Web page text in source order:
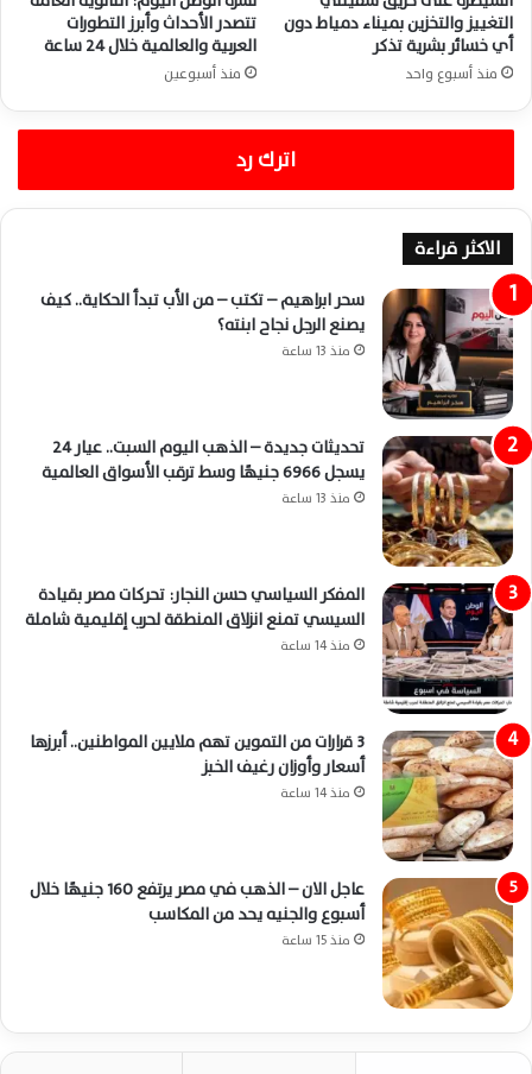
التغييز والتخزين بميناء دمياط دون
أي خسائر بشرية تذكر
منذ أسبوع واحد
تتصدر الأحداث وأبرز التطورات
العربية والعالمية خلال 24 ساعة
منذ أسبوعين
اترك رد
الاكثر قراءة
سحر ابراهيم – تكتب – من الأب تبدأ الحكاية.. كيف
يصنع الرجل نجاح ابنته؟
منذ 13 ساعة
تحديثات جديدة – الذهب اليوم السبت.. عيار 24
يسجل 6966 جنيهًا وسط ترقب الأسواق العالمية
منذ 13 ساعة
المفكر السياسي حسن النجار: تحركات مصر بقيادة
السيسي تمنع انزلاق المنطقة لحرب إقليمية شاملة
منذ 14 ساعة
3 قرارات من التموين تهم ملايين المواطنين.. أبرزها
أسعار وأوزان رغيف الخبز
منذ 14 ساعة
عاجل الان – الذهب في مصر يرتفع 160 جنيهًا خلال
أسبوع والجنيه يحد من المكاسب
منذ 15 ساعة